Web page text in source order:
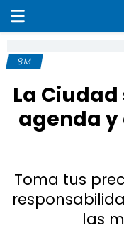
8M
La
agenda y
Toma tus
las